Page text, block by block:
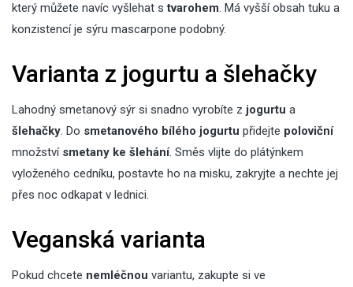
který můžete navíc vyšlehat stvarohem. Má vyšší obsah tuku a
konzistencí je sýru mascarpone podobný.
Varianta z jogurtu a šlehačky
Lahodný smetanový sýr si snadno vyrobíte z jogurtu a
šlehačky. Do smetanového bílého jogurtu přidejte poloviční
množství smetany ke šlehání. Směs vlijte do plátýnkem
vyloženého cedníku, postavte ho na misku, zakryjte a nechte jej
přes noc odkapat v lednici.
Veganská varianta
Pokud chcete nemléčnou variantu, zakupte si ve